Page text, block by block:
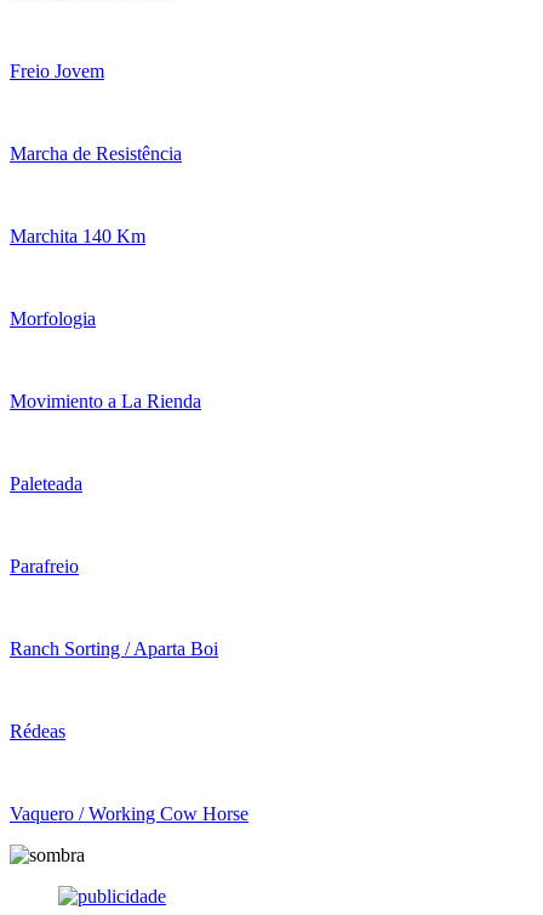
Freio Jovem
Marcha de Resistência
Marchita 140 Km
Morfologia
Movimiento a La Rienda
Paleteada
Parafreio
Ranch Sorting / Aparta Boi
Rédeas
Vaquero / Working Cow Horse